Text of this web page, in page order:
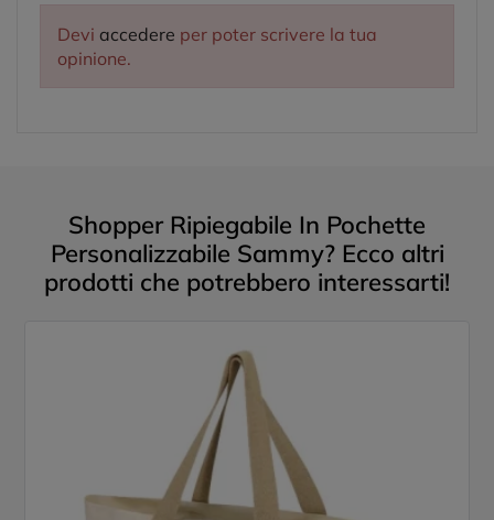
Devi accedere per poter scrivere la tua
opinione.
Shopper Ripiegabile In Pochette
Personalizzabile Sammy? Ecco altri
prodotti che potrebbero interessarti!